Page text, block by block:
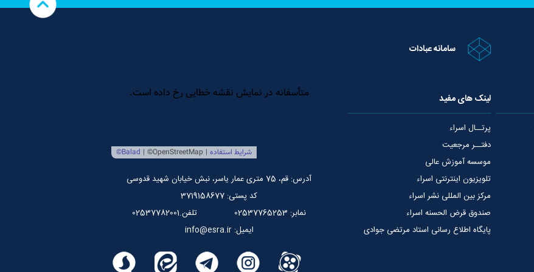
سامانه عبادات
لینک های مفید
پرتــال اسراء
دفتــر مرجعیت
موسسه آموزش عالی
تلویزیون اینترنتی اسراء
مرکز بین المللی نشر اسراء
صندوق قرض الحسنه اسراء
پایگاه اطلاع رسانی استاد مرتضی جوادی
آدرس: قم، 75 متری عمار یاسر، نبش خیابان شهید قدوسی
کد پستی: 3719158677
نمابر: 02537765253
تلفن.02537782001
ایمیل: info@esra.ir